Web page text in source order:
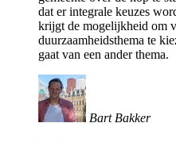
dat er integrale keuzes
krijgt de mogelijkheid om
duurzaamheidsthema te
gaat van een ander thema.
Bart Bakker